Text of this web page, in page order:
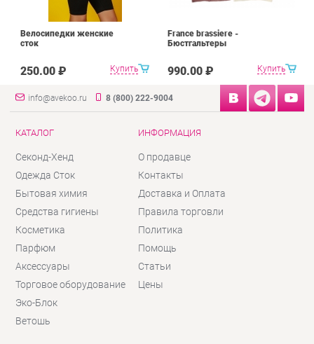
Купить
Велосипедки женские
сток
250.00 ₽ Купить
France brassiere -
Бюстгальтеры
990.00 ₽
info@avekoo.ru 8 (800) 222-9004
КАТАЛОГ
Секонд-Хенд
Одежда Сток
Бытовая химия
Средства гигиены
Косметика
Парфюм
Аксессуары
Торговое оборудование
Эко-Блок
Ветошь
ИНФОРМАЦИЯ
О продавце
Контакты
Доставка и Оплата
Правила торговли
Политика
Помощь
Статьи
Цены